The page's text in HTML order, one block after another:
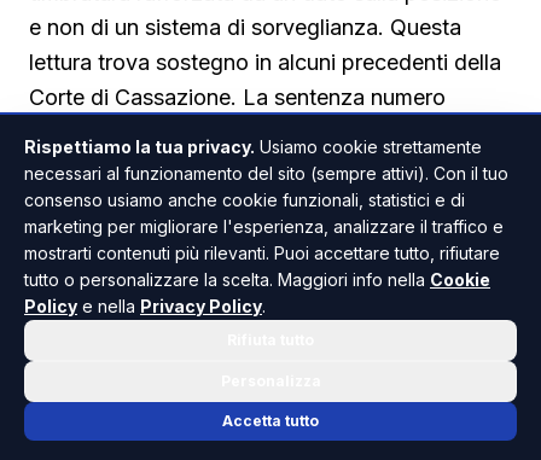
e non di un sistema di sorveglianza. Questa
lettura trova sostegno in alcuni precedenti della
Corte di Cassazione. La sentenza numero
giuridica di uno strumento dipende dal suo
concreto funzionamento, non dal nome che gli
viene attribuito. La sentenza numero 9904 del
2016 ha già ammesso che le timbrature
potenziate, capaci cioè di registrare
restando comunque soggette alle garanzie
dell'articolo 4. Diverso, invece, il caso deciso
Rispettiamo la tua privacy. Usiamo cookie strettamente
necessari al funzionamento del sito (sempre attivi). Con il tuo
consenso usiamo anche cookie funzionali, statistici e di
marketing per migliorare l'esperienza, analizzare il traffico e
mostrarti contenuti più rilevanti. Puoi accettare tutto, rifiutare
tutto o personalizzare la scelta. Maggiori info nella Cookie
Policy e nella Privacy Policy.
Accetta tutto